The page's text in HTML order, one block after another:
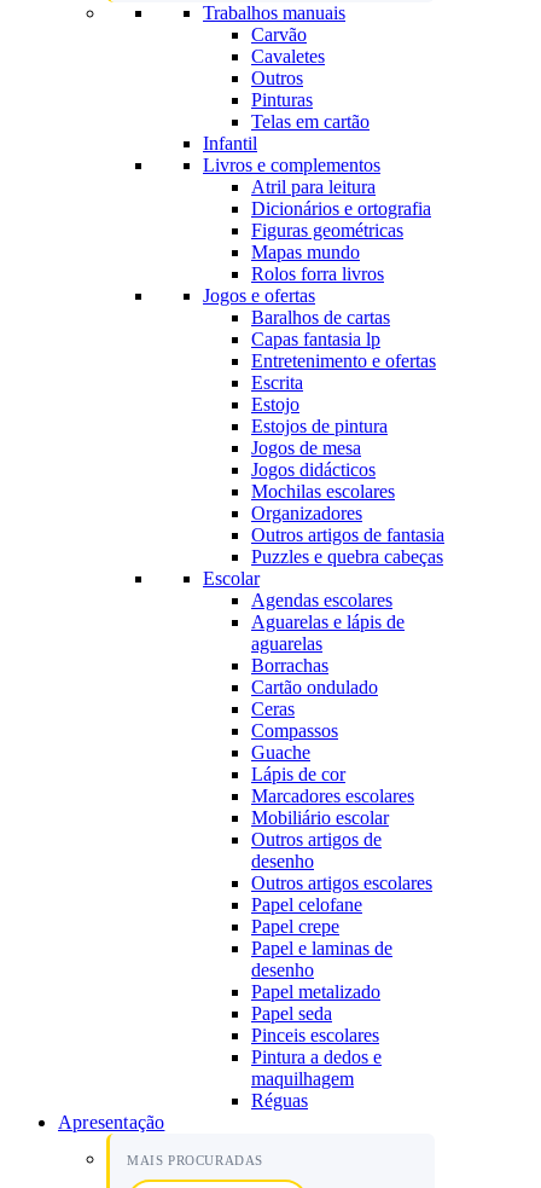
Trabalhos manuais
Carvão
Cavaletes
Outros
Pinturas
Telas em cartão
Infantil
Livros e complementos
Atril para leitura
Dicionários e ortografia
Figuras geométricas
Mapas mundo
Rolos forra livros
Jogos e ofertas
Baralhos de cartas
Capas fantasia lp
Entretenimento e ofertas
Escrita
Estojo
Estojos de pintura
Jogos de mesa
Jogos didácticos
Mochilas escolares
Organizadores
Outros artigos de fantasia
Puzzles e quebra cabeças
Escolar
Agendas escolares
Aguarelas e lápis de
aguarelas
Borrachas
Cartão ondulado
Ceras
Compassos
Guache
Lápis de cor
Marcadores escolares
Mobiliário escolar
Outros artigos de
desenho
Outros artigos escolares
Papel celofane
Papel crepe
Papel e laminas de
desenho
Papel metalizado
Papel seda
Pinceis escolares
Pintura a dedos e
maquilhagem
Réguas
Apresentação
MAIS PROCURADAS